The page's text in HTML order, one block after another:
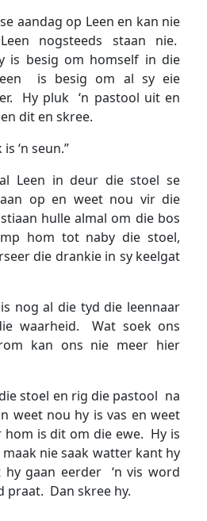
aandag op Leen en kan nie
nogsteeds staan nie.
is besig om homself in die
is besig om al sy eie
Hy pluk ‘n pastool uit en
dit en skree.
‘n seun.”
Leen in deur die stoel se
op en weet nou vir die
hulle almal om die bos
hom tot naby die stoel,
die drankie in sy keelgat
nog al die tyd die leennaar
waarheid. Wat soek ons
kan ons nie meer hier
stoel en rig die pastool na
weet nou hy is vas en weet
hom is dit om die ewe. Hy is
nie saak watter kant hy
gaan eerder ‘n vis word
praat. Dan skree hy.